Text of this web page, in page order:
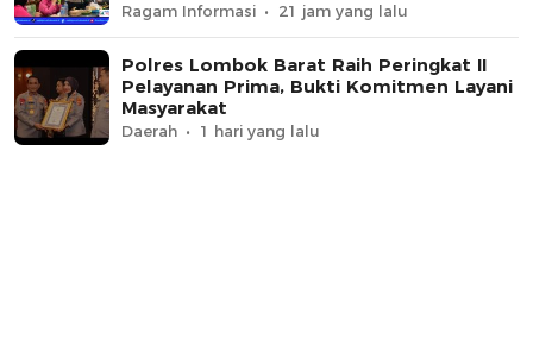
Ragam Informasi 21 jam yang lalu
Polres Lombok Barat Raih Peringkat II
Pelayanan Prima, Bukti Komitmen Layani
Masyarakat
Daerah 1 hari yang lalu